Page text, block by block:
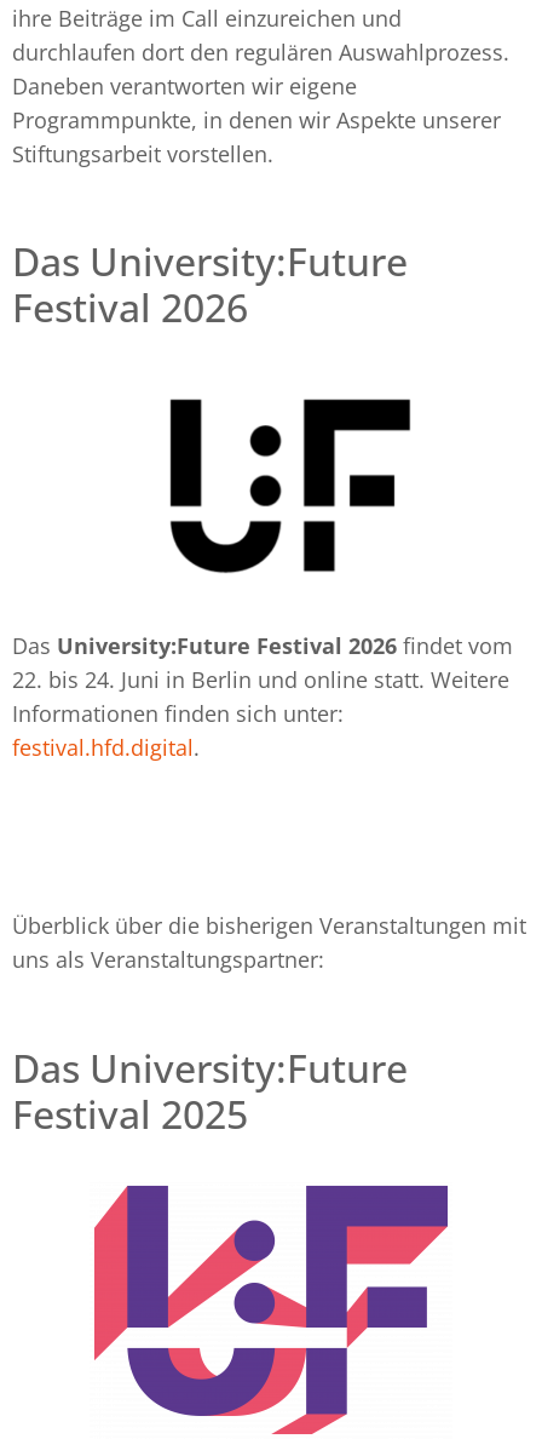
ihre Beiträge im Call einzureichen und
durchlaufen dort den regulären Auswahlprozess.
Daneben verantworten wir eigene
Programmpunkte, in denen wir Aspekte unserer
Stiftungsarbeit vorstellen.
Das University:Future
Festival 2026
Das University:Future Festival 2026 findet vom
22. bis 24. Juni in Berlin und online statt. Weitere
Informationen finden sich unter:
festival.hfd.digital.
Überblick über die bisherigen Veranstaltungen mit
uns als Veranstaltungspartner:
Das University:Future
Festival 2025